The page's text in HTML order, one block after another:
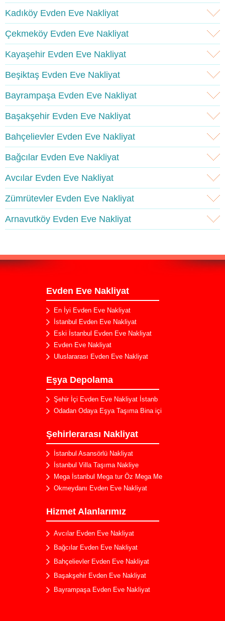
Kadıköy Evden Eve Nakliyat
Çekmeköy Evden Eve Nakliyat
Kayaşehir Evden Eve Nakliyat
Beşiktaş Evden Eve Nakliyat
Bayrampaşa Evden Eve Nakliyat
Başakşehir Evden Eve Nakliyat
Bahçelievler Evden Eve Nakliyat
Bağcılar Evden Eve Nakliyat
Avcılar Evden Eve Nakliyat
Zümrütevler Evden Eve Nakliyat
Arnavutköy Evden Eve Nakliyat
Evden Eve Nakliyat
En İyi Evden Eve Nakliyat
İstanbul Evden Eve Nakliyat
Eski İstanbul Evden Eve Nakliyat
Evden Eve Nakliyat
Uluslararası Evden Eve Nakliyat
Eşya Depolama
Şehir İçi Evden Eve Nakliyat İstanb
Odadan Odaya Eşya Taşıma Bina içi
Şehirlerarası Nakliyat
İstanbul Asansörlü Nakliyat
İstanbul Villa Taşıma Nakliye
Mega İstanbul Mega tur Öz Mega Me
Okmeydanı Evden Eve Nakliyat
Hizmet Alanlarımız
Bahçeşehir Evden Eve Nakliyat
Kuleli Evden Eve Nakliyat
Kartal Evden Eve Nakliyat
Silivri Evden Eve Nakliyat
Zümrütevler Evden Eve Nakliyat
Avcılar Evden Eve Nakliyat
Bağcılar Evden Eve Nakliyat
Bahçelievler Evden Eve Nakliyat
Başakşehir Evden Eve Nakliyat
Bayrampaşa Evden Eve Nakliyat